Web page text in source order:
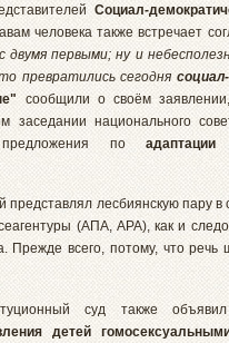
Социал-
человека также встречает
двумя первыми; ну и
превратились сегодня
сообщили о своём
заседании национального
предложения по
представлял лесбиянскую пару в
(АПА, APA), как и
Прежде всего, потому, что
суд также
детей